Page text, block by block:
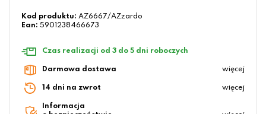
Kod produktu: AZ6667/AZzardo
Ean: 5901238466673
Czas realizacji od 3 do 5 dni roboczych
Darmowa dostawa więcej
14 dni na zwrot więcej
Informacja